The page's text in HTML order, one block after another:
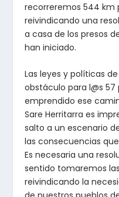
recorreremos 544 km
reivindicando una
a casa de los presos
han iniciado.
Las leyes y políticas
obstáculo para l@s 57
emprendido ese
Sare Herritarra es
salto a un escenario
las consecuencias
Es necesaria una
sentido tomaremos
reivindicando la